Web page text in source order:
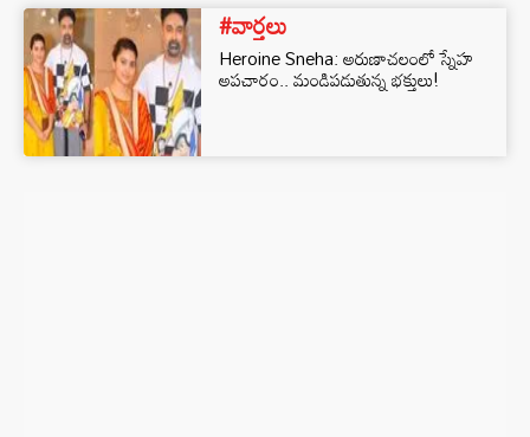
#వార్తలు
Heroine Sneha: అరుణాచలంలో స్నేహ
అపచారం.. మండిపడుతున్న భక్తులు!